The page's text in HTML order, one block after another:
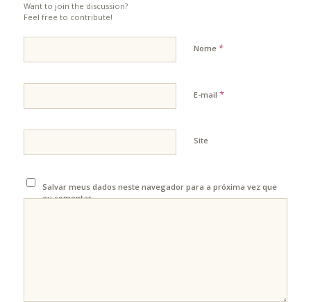
Want to join the discussion?
Feel free to contribute!
Nome *
E-mail *
Site
Salvar meus dados neste navegador para a próxima vez que
eu comentar.